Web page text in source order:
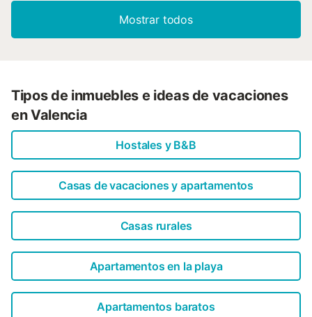
Mostrar todos
Tipos de inmuebles e ideas de vacaciones
en Valencia
Hostales y B&B
Casas de vacaciones y apartamentos
Casas rurales
Apartamentos en la playa
Apartamentos baratos